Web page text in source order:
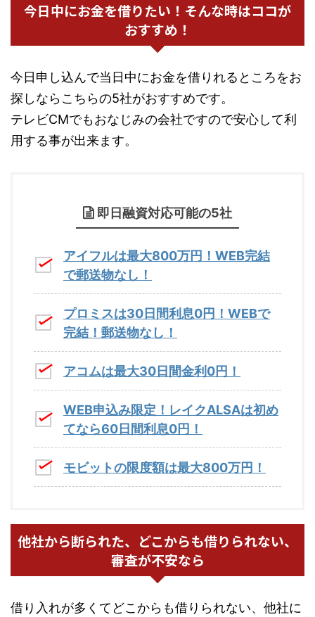
今日中にお金を借りたい！そんな時はココが
おすすめ！
今日申し込んで当日中にお金を借りれるところをお
探しならこちらの5社がおすすめです。
テレビCMでもおなじみの会社ですので安心して利
用する事が出来ます。
即日融資対応可能の5社
アイフルは最大800万円！WEB完結
で郵送物なし！
プロミスは30日間利息0円！WEBで
完結！郵送物なし！
アコムは最大30日間金利0円！
WEB申込み限定！レイクALSAは初め
てなら60日間利息0円！
モビットの限度額は最大800万円！
他社から断られた、どこからも借りられない、
審査が不安なら
借り入れが多くてどこからも借りられない、他社に